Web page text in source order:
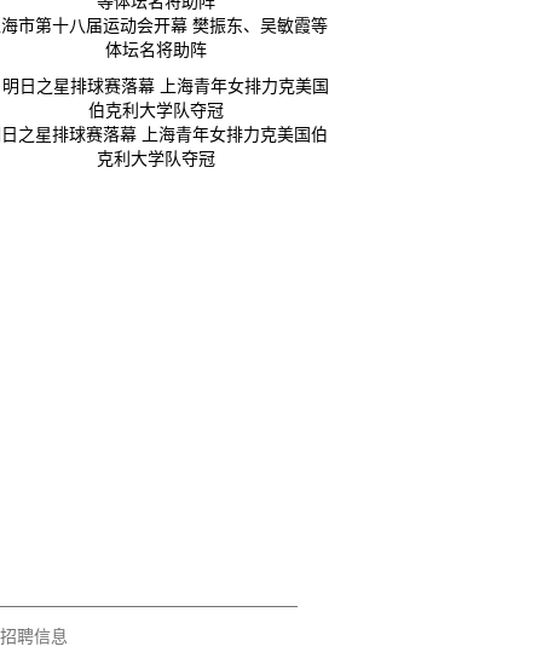
海市第十八届运动会开幕 樊振东、吴敏霞等
体坛名将助阵
之星排球赛落幕 上海青年女排力克美国伯
克利大学队夺冠
招聘信息